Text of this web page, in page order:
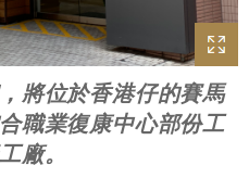
將位於香港仔的賽馬
職業復康中心部份工
廠。